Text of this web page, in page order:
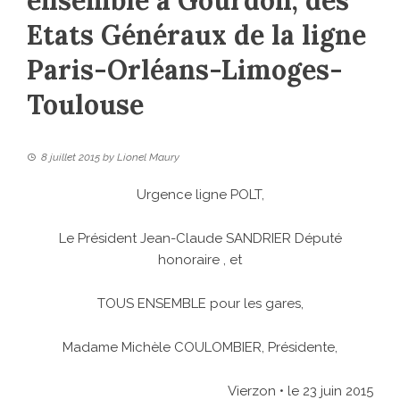
Etats Généraux de la ligne
Paris-Orléans-Limoges-
Toulouse
8 juillet 2015 by Lionel Maury
Urgence ligne POLT,
Le Président Jean-Claude SANDRIER Député
honoraire , et
TOUS ENSEMBLE pour les gares,
Madame Michèle COULOMBIER, Présidente,
Vierzon • le 23 juin 2015